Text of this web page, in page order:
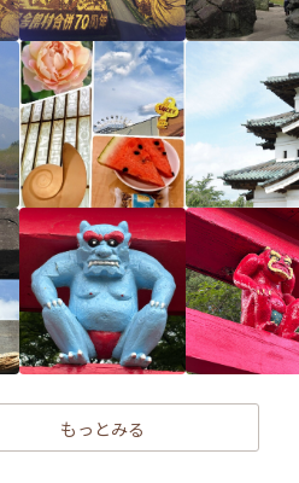
もっとみる